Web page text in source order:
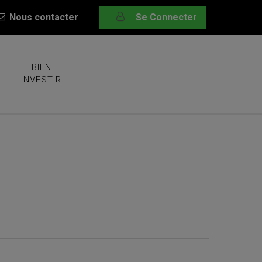
Nous contacter Se Connecter
BIEN
INVESTIR